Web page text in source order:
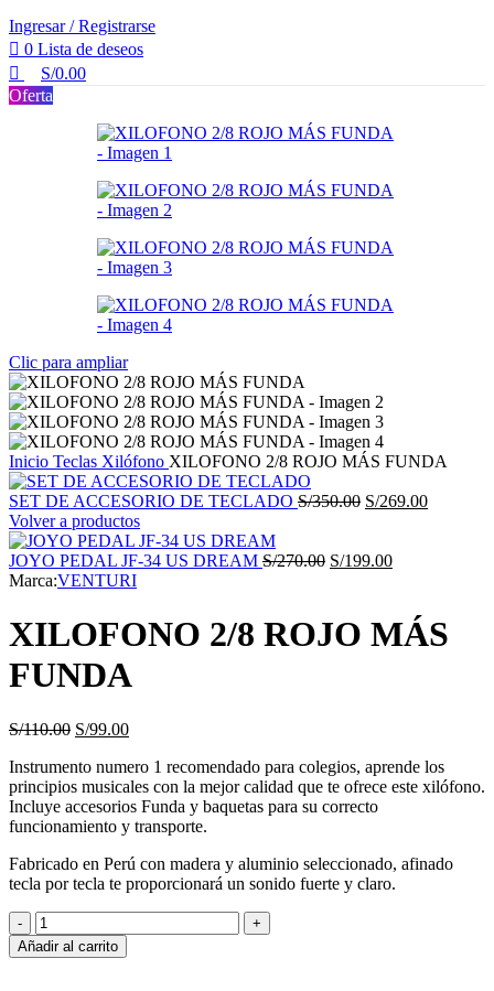
Ingresar / Registrarse
0 Lista de deseos
S/0.00
Oferta
Clic para ampliar
Inicio Teclas Xilófono XILOFONO 2/8 ROJO MÁS FUNDA
SET DE ACCESORIO DE TECLADO S/350.00 S/269.00
Volver a productos
JOYO PEDAL JF-34 US DREAM S/270.00 S/199.00
Marca:VENTURI
XILOFONO 2/8 ROJO MÁS
FUNDA
S/110.00 S/99.00
Instrumento numero 1 recomendado para colegios, aprende los
principios musicales con la mejor calidad que te ofrece este xilófono.
Incluye accesorios Funda y baquetas para su correcto
funcionamiento y transporte.
Fabricado en Perú con madera y aluminio seleccionado, afinado
tecla por tecla te proporcionará un sonido fuerte y claro.
Añadir al carrito